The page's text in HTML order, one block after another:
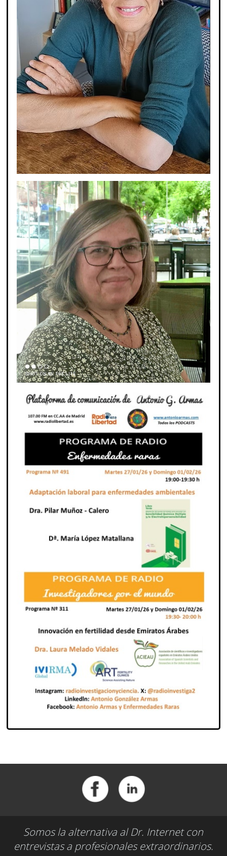
Somos la alternativa al Dr. Internet con
entrevistas a profesionales extraordinarios.